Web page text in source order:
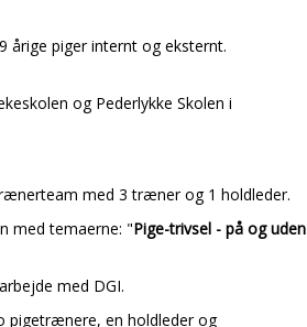
årige piger internt og eksternt.
og Pederlykke Skolen i
med 3 træner og 1 holdleder.
med temaerne: "Pige-trivsel - på og uden
med DGI.
pigetrænere, en holdleder og